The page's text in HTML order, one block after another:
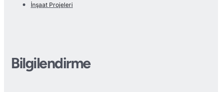
İnşaat Projeleri
Bilgilendirme